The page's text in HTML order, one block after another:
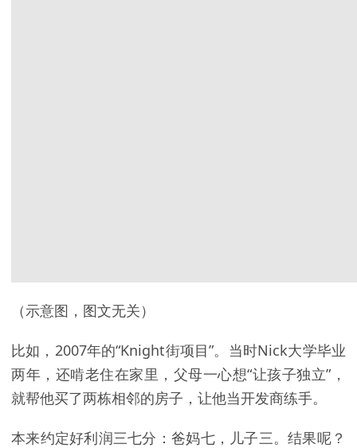
（示意图，图文无关）
比如，2007年的“Knight街项目”。当时Nick大学毕业
两年，还啃老住在家里，父母一心想“让孩子独立”，
就帮他买了两栋相邻的房子，让他当开发商练手。
本来约定好利润三七分：爸妈七，儿子三。结果呢？